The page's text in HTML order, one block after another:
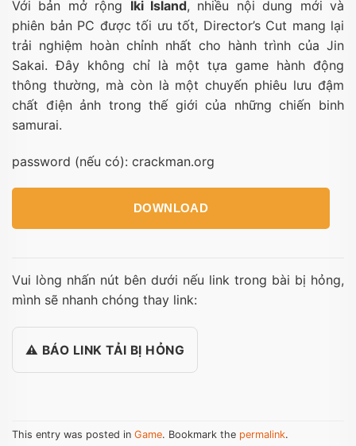
Với bản mở rộng Iki Island, nhiều nội dung mới và
phiên bản PC được tối ưu tốt, Director’s Cut mang lại
trải nghiệm hoàn chỉnh nhất cho hành trình của Jin
Sakai. Đây không chỉ là một tựa game hành động
thông thường, mà còn là một chuyến phiêu lưu đậm
chất điện ảnh trong thế giới của những chiến binh
samurai.
password (nếu có): crackman.org
DOWNLOAD
Vui lòng nhấn nút bên dưới nếu link trong bài bị hỏng,
mình sẽ nhanh chóng thay link:
⚠️ BÁO LINK TẢI BỊ HỎNG
This entry was posted in Game. Bookmark the permalink.